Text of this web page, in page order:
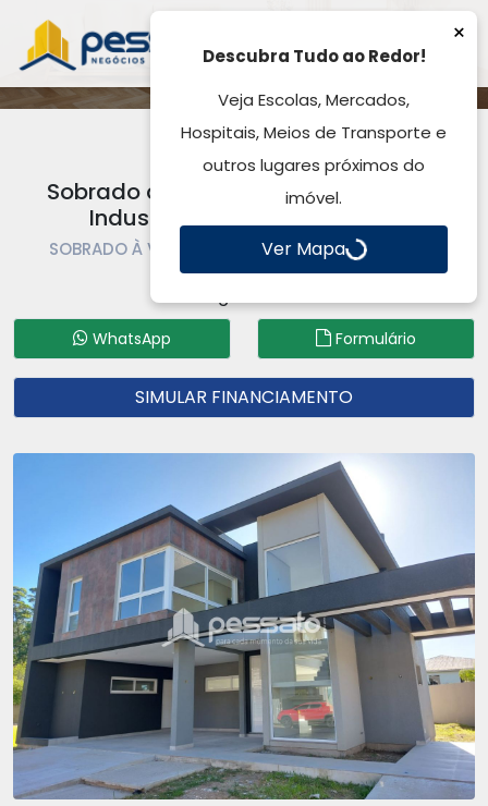
Sobrado à Venda, 270,00m², Distrito
Industrial - Cachoeirinha, RS
SOBRADO À VENDA | SOBRADO | CACHOEIRINHA |
DISTRITO INDUSTRIAL
WhatsApp Formulário
SIMULAR FINANCIAMENTO
×
Descubra Tudo ao Redor!
Veja Escolas, Mercados,
Hospitais, Meios de Transporte e
outros lugares próximos do
imóvel.
Ver Mapa